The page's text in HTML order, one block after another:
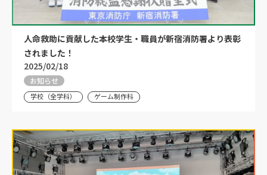
人命救助に貢献した本校学生・職員が新宿消防署より表彰
されました！
2025/02/18
お知らせ
学校（全学科） ゲーム制作科